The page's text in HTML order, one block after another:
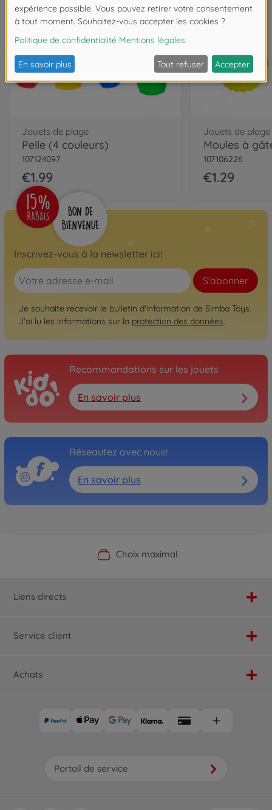
Jouets de plage
Pelle (4 couleurs)
107124097
€1.99
Jouets de plage
107106226
€1.29
Inscrivez-vous à la newsletter ici!
S'abonner
Je souhaite recevoir le bulletin d'information de Simba Toys.
J'ai lu les informations sur la protection des données.
Recommandations sur les jouets
En savoir plus
Réseautez avec nous!
En savoir plus
Boutique officielle du fabricant
Choix maximal
Service personnalisé
Livraison rapide
Liens directs
Service client
Achats
Portail de service